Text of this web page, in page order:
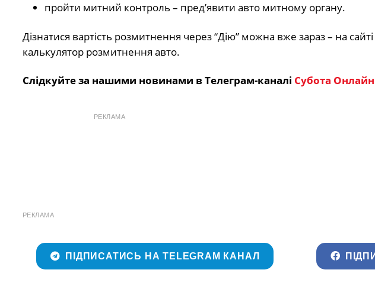
пройти митний контроль – пред’явити авто митному органу.
Дізнатися вартість розмитнення через “Дію” можна вже зараз – на сайті
калькулятор розмитнення авто.
Слідкуйте за нашими новинами в Телеграм-каналі Субота Онлайн
РЕКЛАМА
РЕКЛАМА
ПІДПИСАТИСЬ НА TELEGRAM КАНАЛ